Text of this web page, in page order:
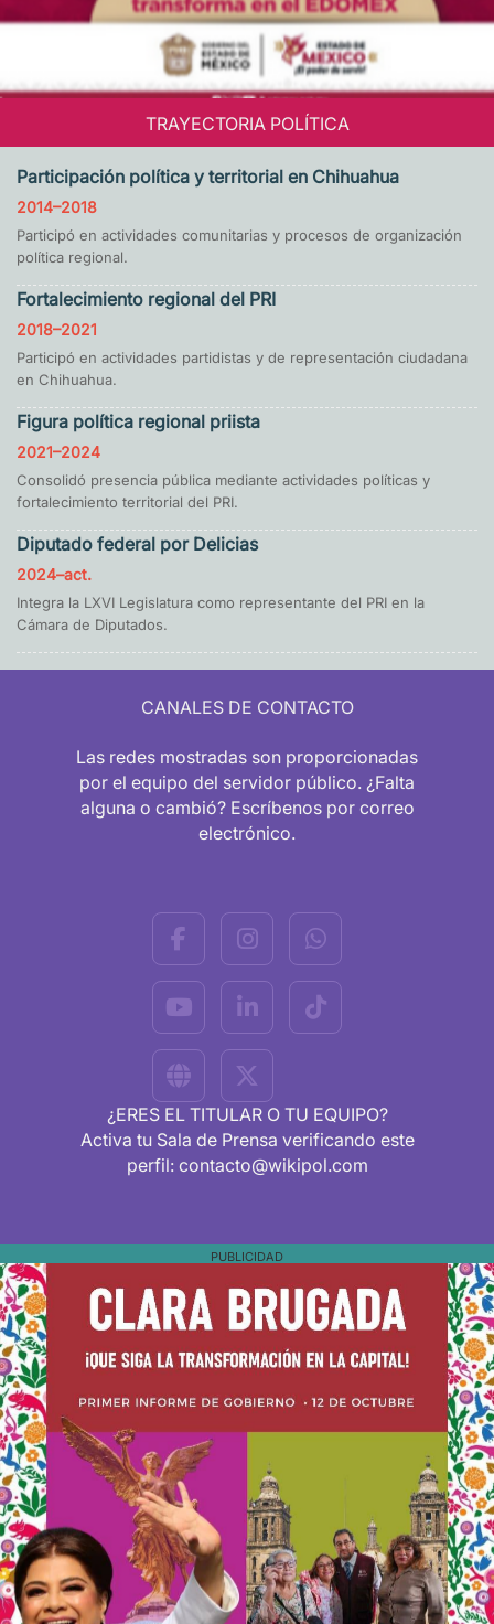
TRAYECTORIA POLÍTICA
Participación política y territorial en Chihuahua
2014–2018
Participó en actividades comunitarias y procesos de organización
política regional.
Fortalecimiento regional del PRI
2018–2021
Participó en actividades partidistas y de representación ciudadana
en Chihuahua.
Figura política regional priista
2021–2024
Consolidó presencia pública mediante actividades políticas y
fortalecimiento territorial del PRI.
Diputado federal por Delicias
2024–act.
Integra la LXVI Legislatura como representante del PRI en la
Cámara de Diputados.
CANALES DE CONTACTO
Las redes mostradas son proporcionadas
por el equipo del servidor público. ¿Falta
alguna o cambió? Escríbenos por correo
electrónico.
¿ERES EL TITULAR O TU EQUIPO?
Activa tu Sala de Prensa verificando este
perfil: contacto@wikipol.com
PUBLICIDAD